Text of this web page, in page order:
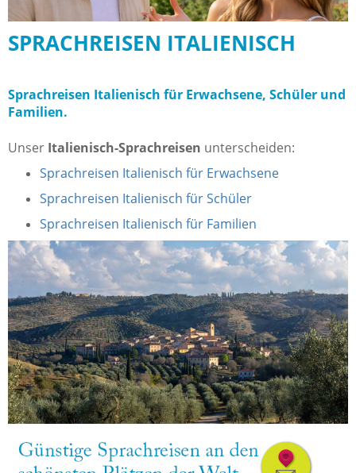
SPRACHREISEN ITALIENISCH
Sprachreisen Italienisch für Erwachsene, Schüler und
Familien.
Unser Italienisch-Sprachreisen unterscheiden:
Sprachreisen Italienisch für Erwachsene
Sprachreisen Italienisch für Schüler
Sprachreisen Italienisch für Familien